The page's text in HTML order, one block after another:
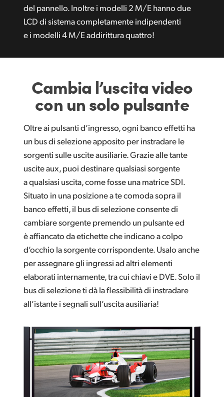
del pannello. Inoltre i modelli 2 M/E hanno due
LCD di sistema completamente indipendenti
e i modelli 4 M/E addirittura quattro!
Cambia l’uscitavideo
con un solo pulsante
Oltre ai pulsanti d’ingresso, ogni banco effetti ha
un bus di selezione apposito per instradare le
sorgenti sulle uscite ausiliarie. Grazie alle tante
uscite aux, puoi destinare qualsiasi sorgente
a qualsiasi uscita, come fosse una matrice SDI.
Situato in una posizione a te comoda sopra il
banco effetti, il bus di selezione consente di
cambiare sorgente premendo un pulsante ed
è affiancato da etichette che indicano a colpo
d’occhio la sorgente corrispondente. Usalo anche
per assegnare gli ingressi ad altri elementi
elaborati internamente, tra cui chiavi e DVE. Solo il
bus di selezione ti dà la flessibilità di instradare
all’istante i segnali sull’uscita ausiliaria!